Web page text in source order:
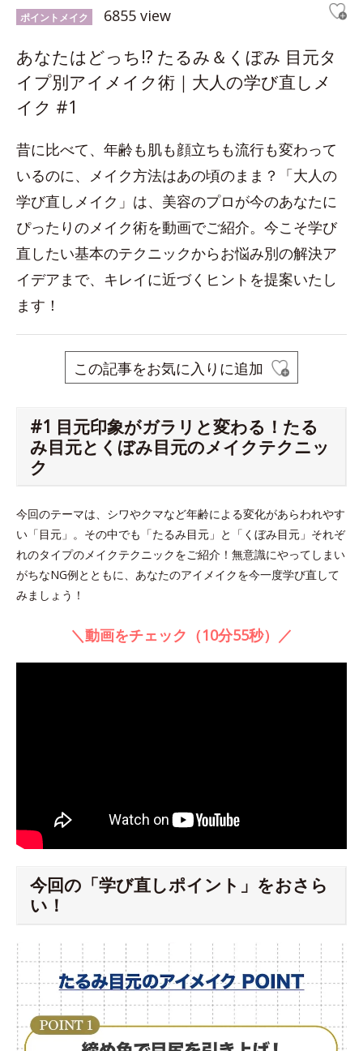
ポイントメイク 6855 view
あなたはどっち!? たるみ＆くぼみ 目元タ
イプ別アイメイク術｜大人の学び直しメ
イク #1
昔に比べて、年齢も肌も顔立ちも流行も変わって
いるのに、メイク方法はあの頃のまま？「大人の
学び直しメイク」は、美容のプロが今のあなたに
ぴったりのメイク術を動画でご紹介。今こそ学び
直したい基本のテクニックからお悩み別の解決ア
イデアまで、キレイに近づくヒントを提案いたし
ます！
この記事をお気に入りに追加
#1 目元印象がガラリと変わる！たる
み目元とくぼみ目元のメイクテクニッ
ク
今回のテーマは、シワやクマなど年齢による変化があらわれやす
い「目元」。その中でも「たるみ目元」と「くぼみ目元」それぞ
れのタイプのメイクテクニックをご紹介！無意識にやってしまい
がちなNG例とともに、あなたのアイメイクを今一度学び直して
みましょう！
＼動画をチェック（10分55秒）／
今回の「学び直しポイント」をおさら
い！